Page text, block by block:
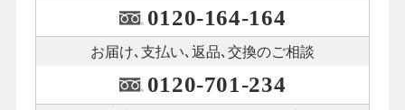
0120-164-164
お届け､支払い､ 返品､交換のご相談
0120-701-234